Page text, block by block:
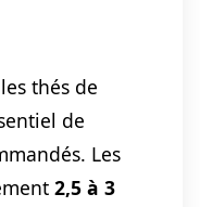
thés de
de
Les
2,5 à 3